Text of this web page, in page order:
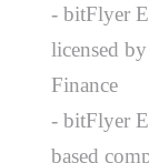
- bitFlyer
licensed
Finance
- bitFlyer
based